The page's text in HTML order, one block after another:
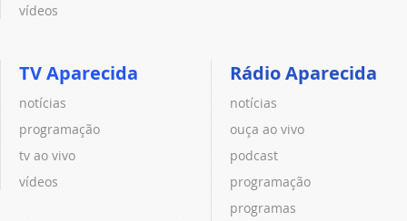
vídeos
TV Aparecida
notícias
programação
tv ao vivo
vídeos
Rádio Aparecida
notícias
ouça ao vivo
podcast
programação
programas